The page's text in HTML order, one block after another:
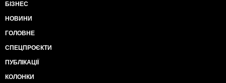
БІЗНЕС
НОВИНИ
ГОЛОВНЕ
СПЕЦПРОЄКТИ
ПУБЛІКАЦІЇ
КОЛОНКИ